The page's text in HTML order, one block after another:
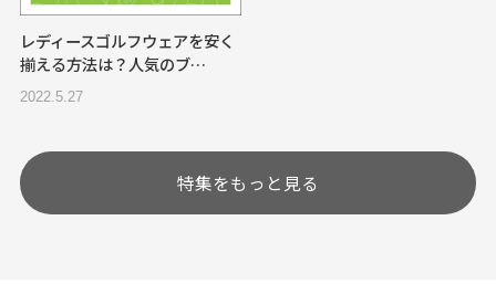
レディースゴルフウェアを安く
揃える方法は？人気のブ…
2022.5.27
特集をもっと見る